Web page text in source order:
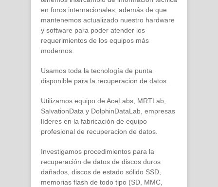
en foros internacionales, además de que
mantenemos actualizado nuestro hardware
y software para poder atender los
requerimientos de los equipos más
modernos.
Usamos toda la tecnología de punta
disponible para la recuperacion de datos.
Utilizamos equipo de AceLabs, MRTLab,
SalvationData y DolphinDataLab, empresas
líderes en la fabricación de equipo
profesional de recuperacion de datos.
Investigamos procedimientos para la
recuperación de datos de discos duros
dañados, discos de estado sólido SSD,
memorias flash de todo tipo (SD, MMC,